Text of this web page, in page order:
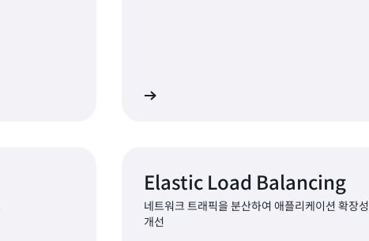
Elastic Load Balancing
네트워크 트래픽을 분산하여 애플리케이션 확장성
개선